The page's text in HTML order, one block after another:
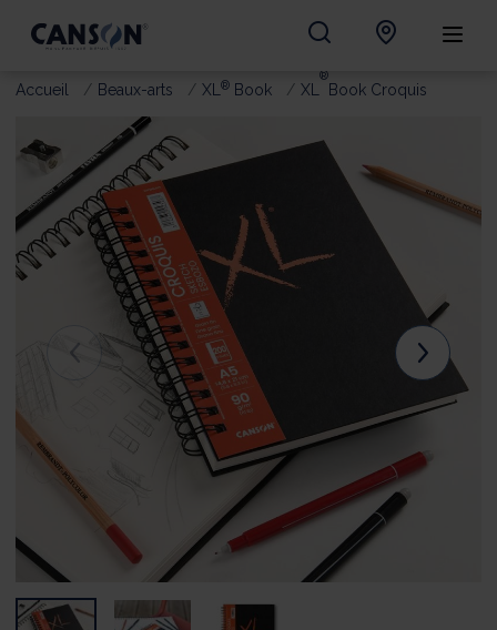
Accueil Beaux-arts XL ® Book XL
®
Book Croquis